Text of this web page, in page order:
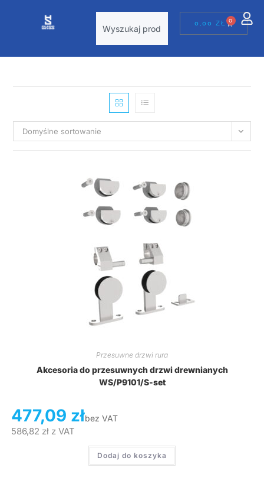
0,00ZŁ 0
Domyślne sortowanie
Przesuwne drzwi rura
Akcesoria do przesuwnych drzwi drewnianych
WS/P9101/S-set
477,09 złbez VAT
586,82 złz VAT
Dodaj do koszyka